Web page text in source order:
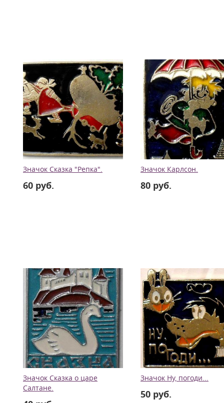
Значок Сказка "Репка".
60 руб.
Значок Карлсон.
80 руб.
Значок Сказка о царе
Салтане.
Значок Ну, погоди...
50 руб.